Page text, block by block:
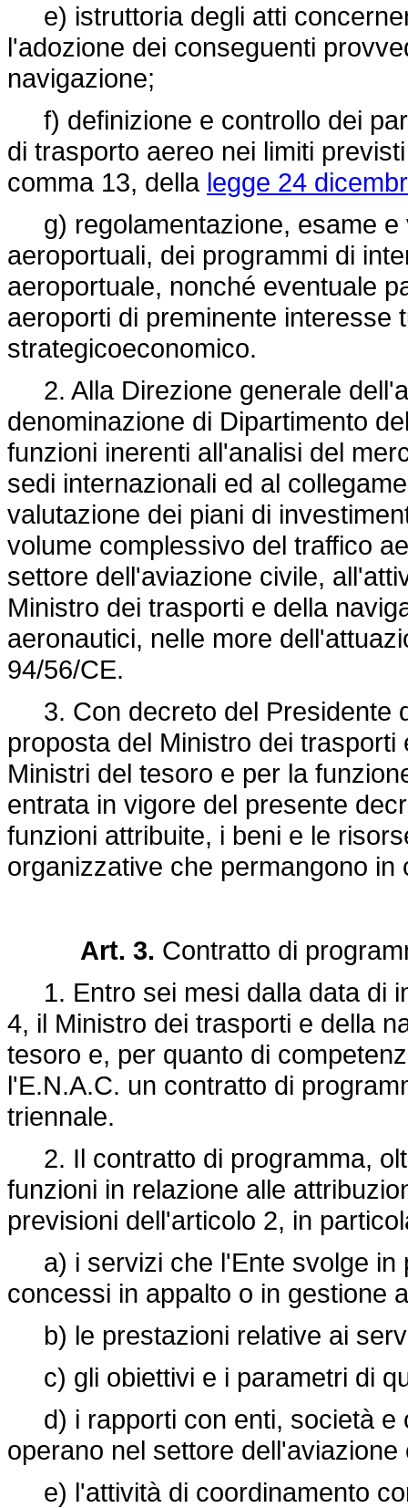
e) istruttoria degli atti
l'adozione dei conseguenti
navigazione;
f) definizione e controllo dei
di trasporto aereo nei limiti
comma 13, della legge 24
g) regolamentazione, esame e
aeroportuali, dei programmi di
aeroportuale, nonché eventuale
aeroporti di preminente interesse
strategicoeconomico.
2. Alla Direzione generale
denominazione di Dipartimento
funzioni inerenti all'analisi del
sedi internazionali ed al
valutazione dei piani di
volume complessivo del traffico
settore dell'aviazione civile,
Ministro dei trasporti e della
aeronautici, nelle more
94/56/CE.
3. Con decreto del Presidente
proposta del Ministro dei
Ministri del tesoro e per la
entrata in vigore del presente
funzioni attribuite, i beni e le
organizzative che permangono
Art. 3. Contratto di
1. Entro sei mesi dalla data di
4, il Ministro dei trasporti e della
tesoro e, per quanto di
l'E.N.A.C. un contratto di
triennale.
2. Il contratto di programma,
funzioni in relazione alle
previsioni dell'articolo 2, in
a) i servizi che l'Ente svolge in
concessi in appalto o in gestione
b) le prestazioni relative ai
c) gli obiettivi e i parametri di
d) i rapporti con enti, società e
operano nel settore dell'aviazione
e) l'attività di coordinamento